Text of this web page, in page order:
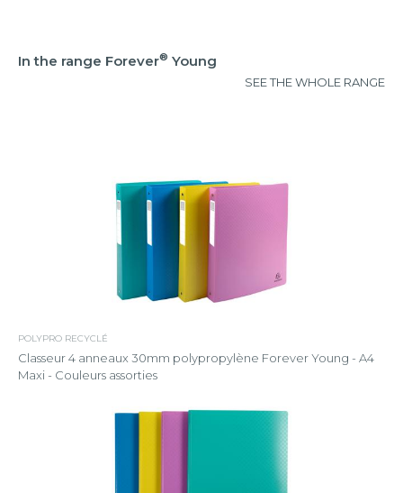
In the range Forever® Young
SEE THE WHOLE RANGE
POLYPRO RECYCLÉ
Classeur 4 anneaux 30mm polypropylène Forever Young - A4
Maxi - Couleurs assorties